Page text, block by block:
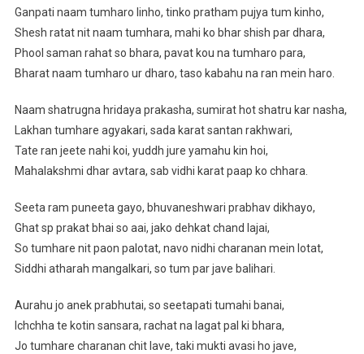
Ganpati naam tumharo linho, tinko pratham pujya tum kinho,
Shesh ratat nit naam tumhara, mahi ko bhar shish par dhara,
Phool saman rahat so bhara, pavat kou na tumharo para,
Bharat naam tumharo ur dharo, taso kabahu na ran mein haro.
Naam shatrugna hridaya prakasha, sumirat hot shatru kar nasha,
Lakhan tumhare agyakari, sada karat santan rakhwari,
Tate ran jeete nahi koi, yuddh jure yamahu kin hoi,
Mahalakshmi dhar avtara, sab vidhi karat paap ko chhara.
Seeta ram puneeta gayo, bhuvaneshwari prabhav dikhayo,
Ghat sp prakat bhai so aai, jako dehkat chand lajai,
So tumhare nit paon palotat, navo nidhi charanan mein lotat,
Siddhi atharah mangalkari, so tum par jave balihari.
Aurahu jo anek prabhutai, so seetapati tumahi banai,
Ichchha te kotin sansara, rachat na lagat pal ki bhara,
Jo tumhare charanan chit lave, taki mukti avasi ho jave,